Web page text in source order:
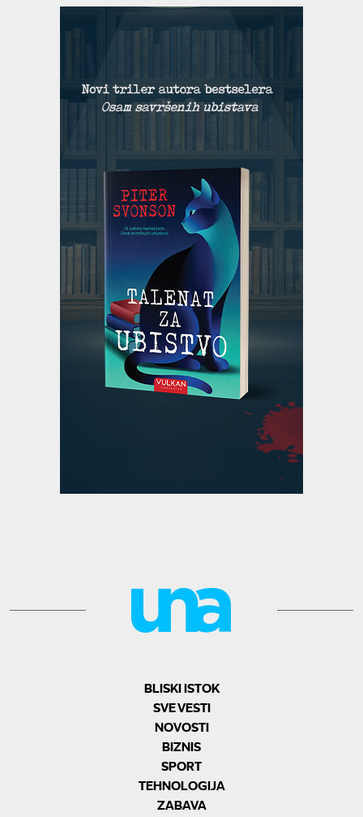
BLISKI ISTOK
SVE VESTI
NOVOSTI
BIZNIS
SPORT
TEHNOLOGIJA
ZABAVA